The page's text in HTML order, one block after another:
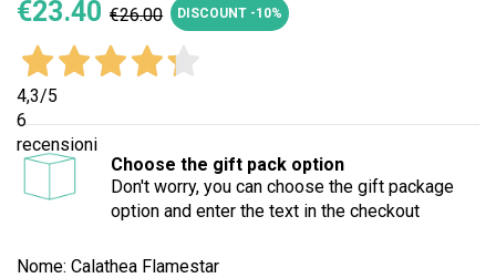
€23.40 €26.00 DISCOUNT -10%
4,3/5
6
recensioni
Choose the gift pack option
Don't worry, you can choose the gift package
option and enter the text in the checkout
Nome: Calathea Flamestar